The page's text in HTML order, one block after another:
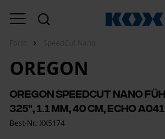
OREGON
Oregon SpeedCut Nano
325", 1.1 mm, 40 cm, Echo A041
Best-Nr.: XX5174